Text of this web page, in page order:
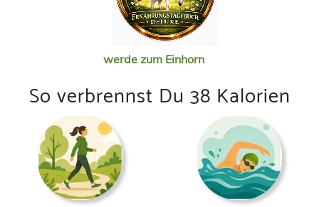
werde zum Einhorn
So verbrennst Du 38 Kalorien